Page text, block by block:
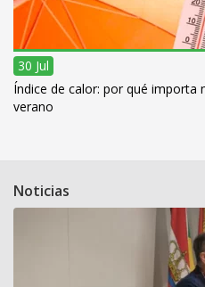
30 Jul
Índice de calor: por qué importa
verano
Noticias